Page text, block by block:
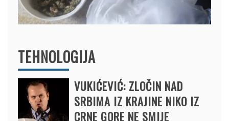
TEHNOLOGIJA
VUKIĆEVIĆ: ZLOČIN NAD
SRBIMA IZ KRAJINE NIKO IZ
CRNE GORE NE SMIJE